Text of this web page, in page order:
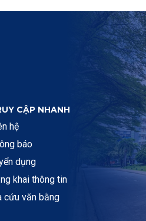
CẬP NHANH
hệ
báo
dụng
khai thông tin
cứu văn bằng